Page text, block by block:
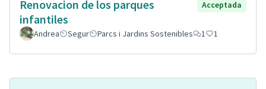
Renovacion de los parques
infantiles
Acceptada
Andrea Segur Parcs i Jardins Sostenibles 1 1